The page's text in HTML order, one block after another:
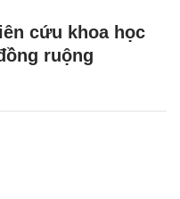
cứu khoa học
ruộng